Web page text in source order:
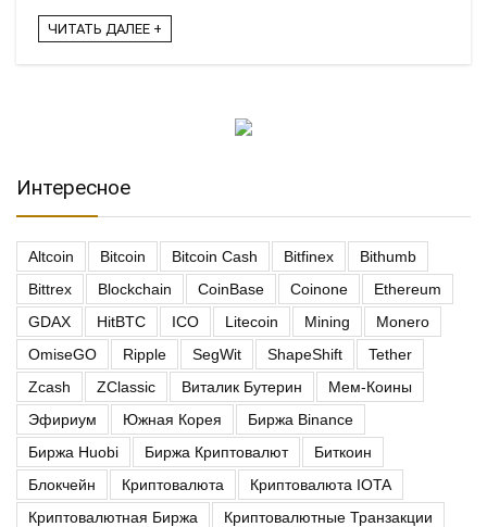
ЧИТАТЬ ДАЛЕЕ +
Интересное
Altcoin Bitcoin Bitcoin Cash Bitfinex
Bithumb
Bittrex
Blockchain CoinBase Coinone
Ethereum
GDAX
HitBTC ICO Litecoin Mining
Monero
OmiseGO
Ripple SegWit ShapeShift
Tether
Zcash
ZClassic Виталик Бутерин
Мем-Коины
Эфириум
Южная Корея
Биржа Binance
Биржа Huobi
Биржа Криптовалют
Биткоин
Блокчейн
Криптовалюта
Криптовалюта IOTA
Криптовалютная Биржа
Криптовалютные Транзакции